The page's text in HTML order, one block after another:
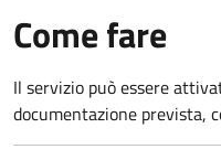
Come fare
Il servizio può essere
documentazione prevista,